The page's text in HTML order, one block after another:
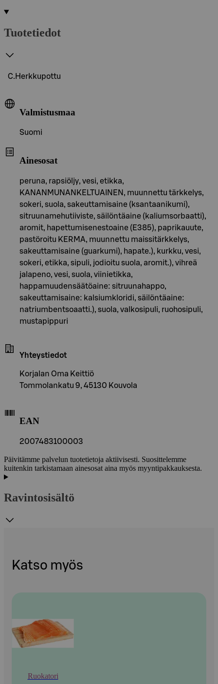
Tuotetiedot
C.Herkkupottu
Valmistusmaa
Suomi
Ainesosat
peruna, rapsiöljy, vesi, etikka,
KANANMUNANKELTUAINEN, muunnettu tärkkelys,
sokeri, suola, sakeuttamisaine (ksantaanikumi),
sitruunamehutiiviste, säilöntäaine (kaliumsorbaatti),
aromit, hapettumisenestoaine (E385), paprikauute,
pastöroitu KERMA, muunnettu maissitärkkelys,
sakeuttamisaine (guarkumi), hapate.), kurkku, vesi,
sokeri, etikka, sipuli, jodioitu suola, aromit.), vihreä
jalapeno, vesi, suola, viinietikka,
happamuudensäätöaine: sitruunahappo,
sakeuttamisaine: kalsiumkloridi, säilöntäaine:
natriumbentsoaatti.), suola, valkosipuli, ruohosipuli,
mustapippuri
Yhteystiedot
Korjalan Oma Keittiö
Tommolankatu 9, 45130 Kouvola
EAN
2007483100003
Päivitämme palvelun tuotetietoja aktiivisesti. Suosittelemme
kuitenkin tarkistamaan ainesosat aina myös myyntipakkauksesta.
Ravintosisältö
Katso myös
Ruokatori